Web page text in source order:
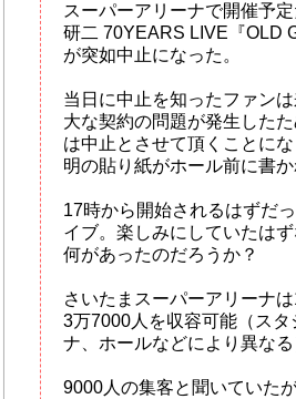
スーパーアリーナで開催予
研二 70YEARS LIVE『OLD
が突如中止になった。
当日に中止を知ったファン
大な契約の問題が発生した
は中止とさせて頂くことに
明の貼り紙がホール前に書か
17時から開始されるはずだ
イブ。楽しみにしていたは
何があったのだろうか？
さいたまスーパーアリーナ
3万7000人を収容可能（スタ
ナ、ホールなどにより異なる
9000人の集客と聞いていた